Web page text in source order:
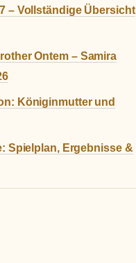
– Vollständige Übersicht
Ontem – Samira
Königinmutter und
Spielplan, Ergebnisse &